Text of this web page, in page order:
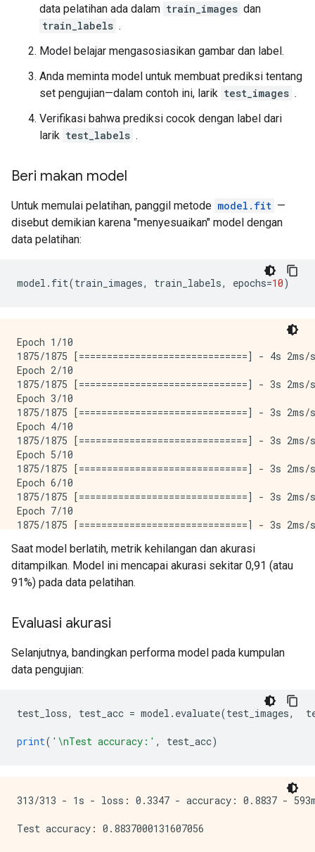
data pelatihan ada dalam train_images dan
train_labels .
Model belajar mengasosiasikan gambar dan label.
Anda meminta model untuk membuat prediksi tentang
set pengujian—dalam contoh ini, larik test_images .
Verifikasi bahwa prediksi cocok dengan label dari
larik test_labels .
Beri makan model
Untuk memulai pelatihan, panggil metode model.fit —
disebut demikian karena "menyesuaikan" model dengan
data pelatihan:
model . fit(train_images, train_labels, epochs=10)
Epoch 1/10
1875/1875 [==============================] - 4s
Epoch 2/10
1875/1875 [==============================] - 3s
Epoch 3/10
1875/1875 [==============================] - 3s
Epoch 4/10
1875/1875 [==============================] - 3s
Epoch 5/10
1875/1875 [==============================] - 3s
Epoch 6/10
1875/1875 [==============================] - 3s
Epoch 7/10
1875/1875 [==============================] - 3s
1875/1875 [==============================] - 3s
Epoch 9/10
1875/1875 [==============================] - 3s
Saat model berlatih, metrik kehilangan dan akurasi
ditampilkan. Model ini mencapai akurasi sekitar 0,91 (atau
91%) pada data pelatihan.
Evaluasi akurasi
Selanjutnya, bandingkan performa model pada kumpulan
data pengujian:
test_loss, test_acc = model . evaluate(test_images,
print( '\nTest accuracy:' , test_acc)
313/313 - 1s - loss: 0.3347 - accuracy: 0.8837 -